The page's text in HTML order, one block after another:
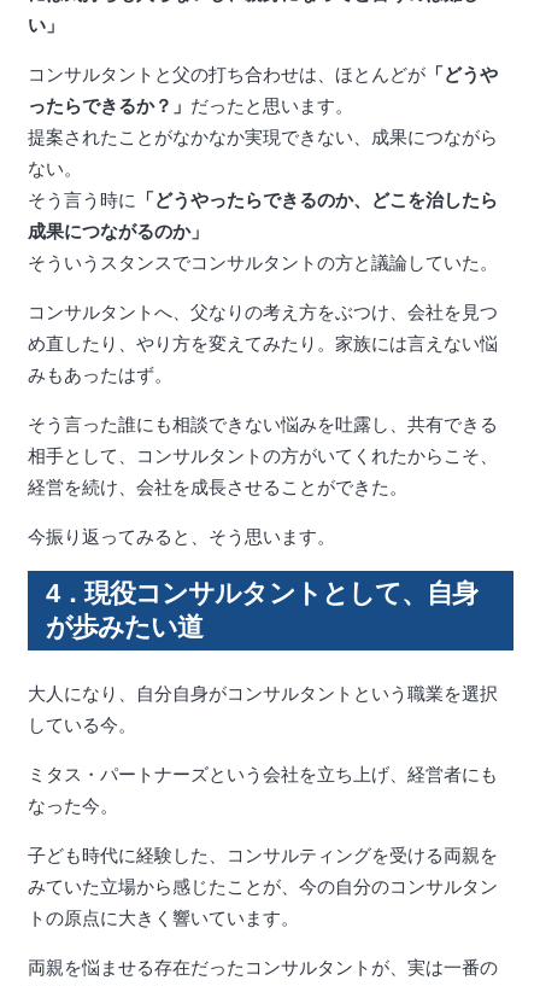
い」
コンサルタントと父の打ち合わせは、ほとんどが「どうや
ったらできるか？」 だったと思います。
提案されたことがなかなか実現できない、成果につながら
ない。
そう言う時に 「どうやったらできるのか、どこを治したら
成果につながるのか」
そういうスタンスでコンサルタントの方と議論していた。
コンサルタントへ、父なりの考え方をぶつけ、会社を見つ
め直したり、やり方を変えてみたり。家族には言えない悩
みもあったはず。
そう言った誰にも相談できない悩みを吐露し、共有できる
相手として、コンサルタントの方がいてくれたからこそ、
経営を続け、会社を成長させることができた。
今振り返ってみると、そう思います。
4．現役コンサルタントとして、自身
が歩みたい道
大人になり、自分自身がコンサルタントという職業を選択
している今。
ミタス・パートナーズという会社を立ち上げ、経営者にも
なった今。
子ども時代に経験した、コンサルティングを受ける両親を
みていた立場から感じたことが、今の自分のコンサルタン
トの原点に大きく響いています。
両親を悩ませる存在だったコンサルタントが、実は一番の